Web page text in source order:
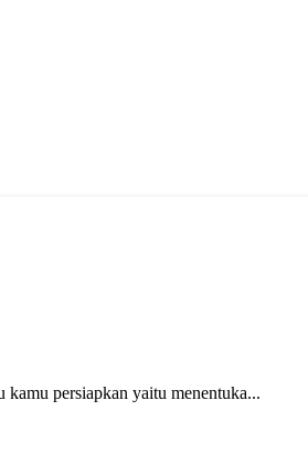
persiapkan yaitu menentuka...